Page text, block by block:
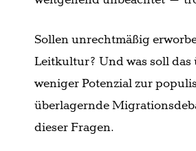
Sollen unrechtmäßig
Leitkultur? Und was soll
weniger Potenzial zur
überlagernde
dieser Fragen.